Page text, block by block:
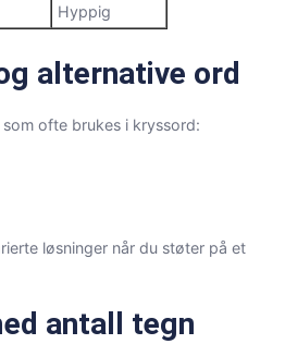
Hyppig
alternative ord
ofte brukes i kryssord:
løsninger når du støter på et
antall tegn